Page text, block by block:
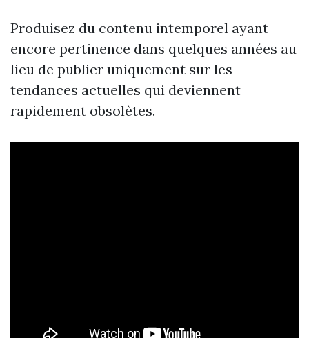
Produisez du contenu intemporel ayant
encore pertinence dans quelques années au
lieu de publier uniquement sur les
tendances actuelles qui deviennent
rapidement obsolètes.